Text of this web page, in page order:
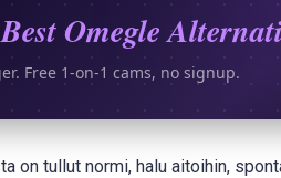
Omegle
Free 1-on-1 cams, no signup.
on tullut normi, halu aitoihin,